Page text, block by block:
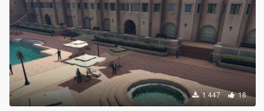
1 447 18